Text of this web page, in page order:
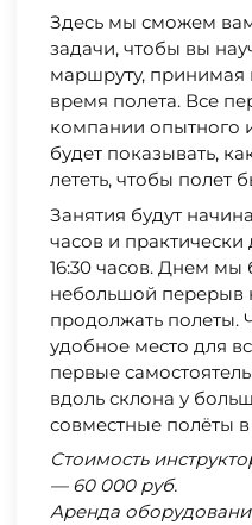
Здесь мы сможем
задачи, чтобы вы
маршруту,
время полета. Все
компании опытного
будет показывать,
лететь, чтобы полет
Занятия будут
часов и
16:30 часов. Днем мы
небольшой перерыв
продолжать полеты.
удобное место для
первые
вдоль склона у
совместные полёты в
Стоимость
— 60 000 руб.
Аренда